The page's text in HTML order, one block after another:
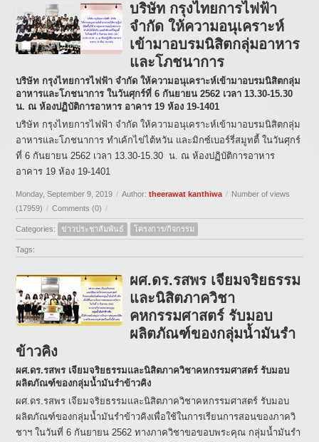
บริษัท กรุงไทยการไฟฟ้า
จำกัด ให้ความอนุเคราะห์
เข้ามาอบรมนิสิตกลุ่มอาหาร
และโภชนาการ
บริษัท กรุงไทยการไฟฟ้า จำกัด ให้ความอนุเคราะห์เข้ามาอบรมนิสิตกลุ่ม
อาหารและโภชนาการ ในวันศุกร์ที่ 6 กันยายน 2562 เวลา 13.30-15.30
น. ณ ห้องปฏิบัติการอาหาร อาคาร 19 ห้อง 19-1401
บริษัท กรุงไทยการไฟฟ้า จำกัด ให้ความอนุเคราะห์เข้ามาอบรมนิสิตกลุ่ม
อาหารและโภชนาการ ทำเค้กไข่ไต้หวัน และมิกซ์เบอร์รี่สมูทตี้ ในวันศุกร์
ที่ 6 กันยายน 2562 เวลา 13.30-15.30 น. ณ ห้องปฏิบัติการอาหาร
อาคาร 19 ห้อง 19-1401
Monday, September 9, 2019 / Author:theerawat kanthiwa / Number of views
(17959) / Comments (0) /
Categories: ข่าวประชาสัมพันธ์ โครงการ/กิจกรรม
Tags:
ผศ.ดร.รสพร เจียมจริยธรรม
และนิสิตภาควิชา
คหกรรมศาสตร์ รับมอบ
ผลิตภัณฑ์ของกลุ่มน้ำมันรำ
ข้าวคิง
ผศ.ดร.รสพร เจียมจริยธรรมและนิสิตภาควิชาคหกรรมศาสตร์ รับมอบ
ผลิตภัณฑ์ของกลุ่มน้ำมันรำข้าวคิง
ผศ.ดร.รสพร เจียมจริยธรรมและนิสิตภาควิชาคหกรรมศาสตร์ รับมอบ
ผลิตภัณฑ์ของกลุ่มน้ำมันรำข้าวคิงเพื่อใช้ในการเรียนการสอนของภาควิ
ชาฯ ในวันที่ 6 กันยายน 2562 ทางภาควิชาขอขอบพระคุณ กลุ่มน้ำมันรำ